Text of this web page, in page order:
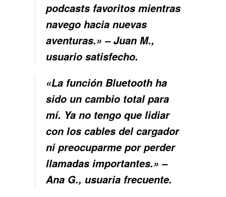
podcasts favoritos mientras
navego hacia nuevas
aventuras.» – Juan M.,
usuario satisfecho.
«La función Bluetooth ha
sido un cambio total para
mí. Ya no tengo que lidiar
con los cables del cargador
ni preocuparme por perder
llamadas importantes.» –
Ana G., usuaria frecuente.